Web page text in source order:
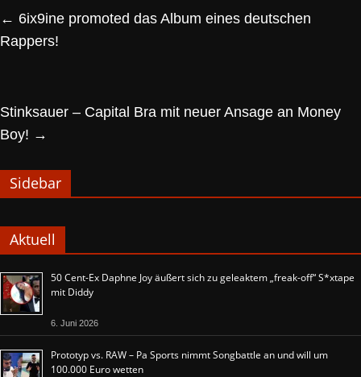
← 6ix9ine promoted das Album eines deutschen
Rappers!
Stinksauer – Capital Bra mit neuer Ansage an Money
Boy! →
Sidebar
Aktuell
50 Cent-Ex Daphne Joy äußert sich zu geleaktem „freak-off“ S*xtape
mit Diddy
6. Juni 2026
Prototyp vs. RAW – Pa Sports nimmt Songbattle an und will um
100.000 Euro wetten